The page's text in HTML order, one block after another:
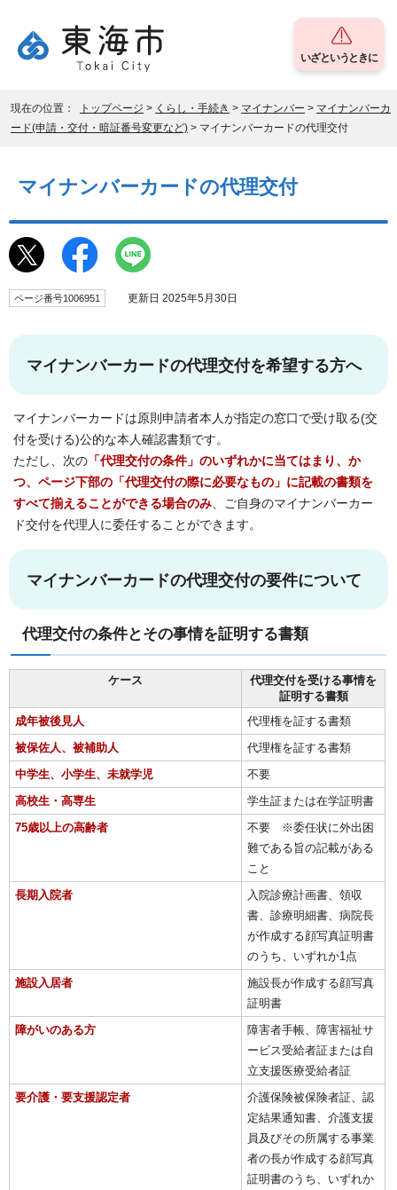
いざというときに
現在の位置： トップページ > くらし・手続き > マイナンバー > マイナンバーカ
ード(申請・交付・暗証番号変更など) > マイナンバーカードの代理交付
マイナンバーカードの代理交付
ページ番号1006951 更新日 2025年5月30日
マイナンバーカードの代理交付を希望する方へ
マイナンバーカードは原則申請者本人が指定の窓口で受け取る(交
付を受ける)公的な本人確認書類です。
ただし、次の 「代理交付の条件」のいずれかに当てはまり、か
つ、ページ下部の「代理交付の際に必要なもの」に記載の書類を
すべて揃えることができる場合のみ 、ご自身のマイナンバーカー
ド交付を代理人に委任することができます。
マイナンバーカードの代理交付の要件について
代理交付の条件とその事情を証明する書類
ケース
代理交付を受ける事情を
証明する書類
成年被後見人
代理権を証する書類
被保佐人、被補助人
代理権を証する書類
中学生、小学生、未就学児
不要
高校生・高専生
学生証または在学証明書
75歳以上の高齢者
不要 ※委任状に外出困
難である旨の記載がある
こと
長期入院者
入院診療計画書、領収
書、診療明細書、病院長
が作成する顔写真証明書
のうち、いずれか1点
施設入居者
施設長が作成する顔写真
証明書
障がいのある方
障害者手帳、障害福祉サ
ービス受給者証または自
立支援医療受給者証
要介護・要支援認定者
介護保険被保険者証、認
定結果通知書、介護支援
員及びその所属する事業
者の長が作成する顔写真
証明書のうち、いずれか